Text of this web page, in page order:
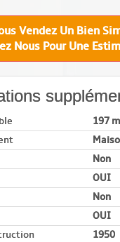
Vendez Un Bien
Nous Pour Une
197
Non
OUI
Non
OUI
1950